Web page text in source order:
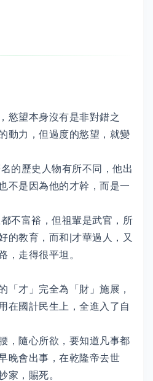
慾望本身沒有是非對錯之
動力，但過度的慾望，就變
的歷史人物有所不同，他出
不是因為他的才幹，而是一
不富裕，但祖輩是武官，所
的教育，而和|才華過人，又
，走得很平坦。
「才」完全為「財」施展，
在國計民生上，全進入了自
，隨心所欲，要知道凡事都
晚會出事，在乾隆帝去世
家，賜死。